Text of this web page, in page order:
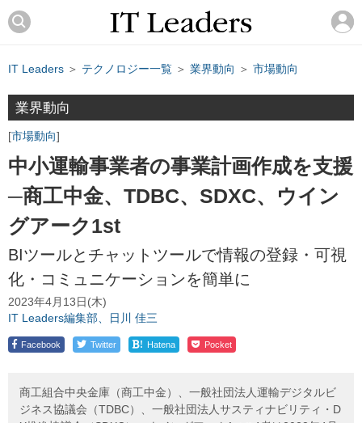
IT Leaders ＞ テクノロジー一覧 ＞ 業界動向 ＞ 市場動向
業界動向
市場動向
中小運輸事業者の事業計画作成を支援
─商工中金、TDBC、SDXC、ウイン
グアーク1st
BIツールとチャットツールで情報の登録・可視
化・コミュニケーションを簡単に
2023年4月13日(木)
IT Leaders編集部、日川 佳三
Facebook Twitter ! Hatena Pocket
商工組合中央金庫（商工中金）、一般社団法人運輸デジタルビ
ジネス協議会（TDBC）、一般社団法人サスティナビリティ・D